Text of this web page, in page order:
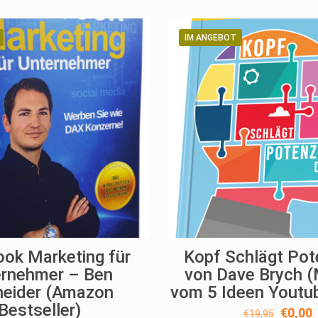
Marketing für
– Ben
(Amazon
IM ANGEBOT
Kopf Schlägt
von ​Dave Brych
vom 5 Ideen
€19,95 €0,00